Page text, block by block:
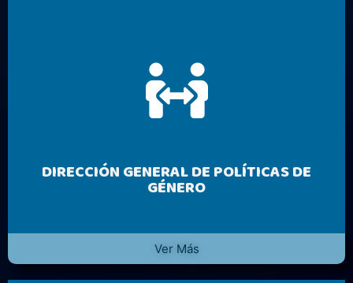
DIRECCIÓN GENERAL DE POLÍTICAS DE
GÉNERO
Ver Más